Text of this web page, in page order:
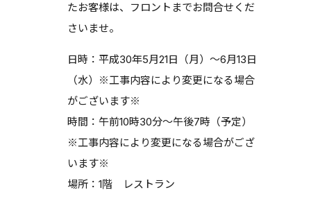
たお客様は、フロントまでお問合せくだ
さいませ。
日時：平成30年5月21日（月）～6月13日
（水）※工事内容により変更になる場合
がございます※
時間：午前10時30分～午後7時（予定）
※工事内容により変更になる場合がござ
います※
場所：1階 レストラン